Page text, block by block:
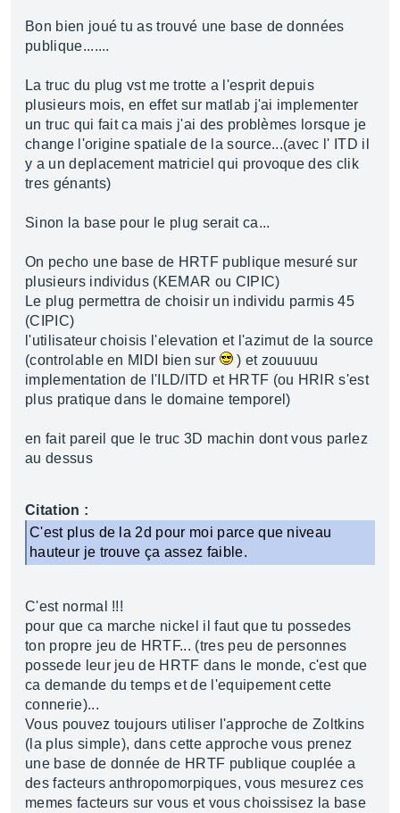
Bon bien joué tu as trouvé une base de données
publique.......
La truc du plug vst me trotte a l'esprit depuis
plusieurs mois, en effet sur matlab j'ai implementer
un truc qui fait ca mais j'ai des problèmes lorsque je
change l'origine spatiale de la source...(avec l' ITD il
y a un deplacement matriciel qui provoque des clik
tres génants)
Sinon la base pour le plug serait ca...
On pecho une base de HRTF publique mesuré sur
plusieurs individus (KEMAR ou CIPIC)
Le plug permettra de choisir un individu parmis 45
(CIPIC)
l'utilisateur choisis l'elevation et l'azimut de la source
(controlable en MIDI bien sur
) et zouuuuu
implementation de l'ILD/ITD et HRTF (ou HRIR s'est
plus pratique dans le domaine temporel)
en fait pareil que le truc 3D machin dont vous parlez
au dessus
Citation :
C'est plus de la 2d pour moi parce que niveau
hauteur je trouve ça assez faible.
C'est normal !!!
pour que ca marche nickel il faut que tu possedes
ton propre jeu de HRTF... (tres peu de personnes
possede leur jeu de HRTF dans le monde, c'est que
ca demande du temps et de l'equipement cette
connerie)...
Vous pouvez toujours utiliser l'approche de Zoltkins
(la plus simple), dans cette approche vous prenez
une base de donnée de HRTF publique couplée a
des facteurs anthropomorpiques, vous mesurez ces
memes facteurs sur vous et vous choissisez la base